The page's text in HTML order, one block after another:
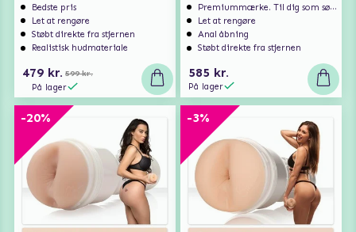
Bedste pris
Let at rengøre
Støbt direkte fra stjernen
Realistisk hudmateriale
479 kr. 599 kr.
På lager
Premiummærke. Til dig som søger ekstra høj kvalitet.
Let at rengøre
Anal åbning
Støbt direkte fra stjernen
585 kr.
På lager
-20% -3%